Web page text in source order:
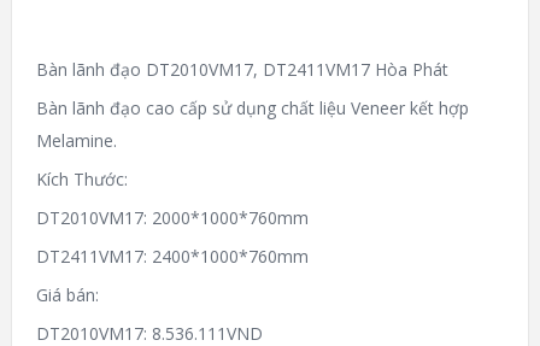
Bàn lãnh đạo DT2010VM17, DT2411VM17 Hòa Phát
Bàn lãnh đạo cao cấp sử dụng chất liệu Veneer kết hợp
Melamine.
Kích Thước:
DT2010VM17: 2000*1000*760mm
DT2411VM17: 2400*1000*760mm
Giá bán:
DT2010VM17: 8.536.111VND